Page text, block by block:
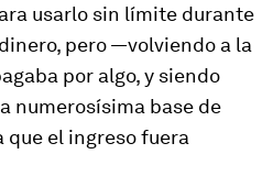
usarlo sin límite durante
pero —volviendo a la
por algo, y siendo
numerosísima base de
que el ingreso fuera